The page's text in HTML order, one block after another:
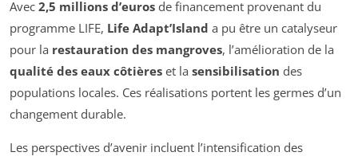
Avec 2,5 millions d’euros de financement provenant du
programme LIFE, Life Adapt’Island a pu être un catalyseur
pour la restauration des mangroves, l’amélioration de la
qualité des eaux côtières et la sensibilisation des
populations locales. Ces réalisations portent les germes d’un
changement durable.
Les perspectives d’avenir incluent l’intensification des